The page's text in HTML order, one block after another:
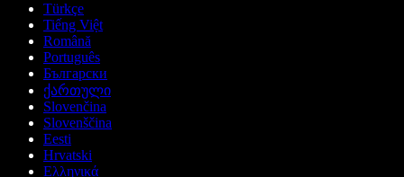
Türkçe
Tiếng Việt
Română
Português
Български
ქართული
Slovenčina
Slovenščina
Eesti
Hrvatski
Ελληνικά